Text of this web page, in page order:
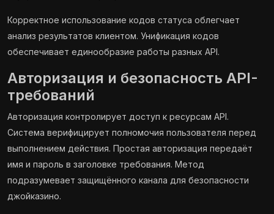
Корректное использование кодов статуса облегчает
анализ результатов клиентом. Унификация кодов
обеспечивает единообразие работы разных API.
Авторизация и безопасность API-
требований
Авторизация контролирует доступ к ресурсам API.
Система верифицирует полномочия пользователя перед
выполнением действия. Простая авторизация передаёт
имя и пароль в заголовке требования. Метод
подразумевает защищённого канала для безопасности
джойказино.